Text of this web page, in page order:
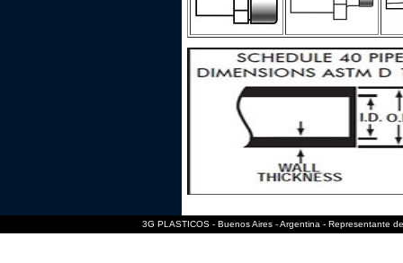
3G PLASTICOS - Buenos Aires - Argentina - Representante